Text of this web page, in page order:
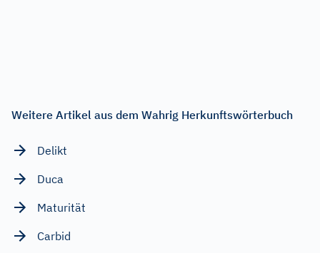
Weitere Artikel aus dem Wahrig Herkunftswörterbuch
Delikt
Duca
Maturität
Carbid